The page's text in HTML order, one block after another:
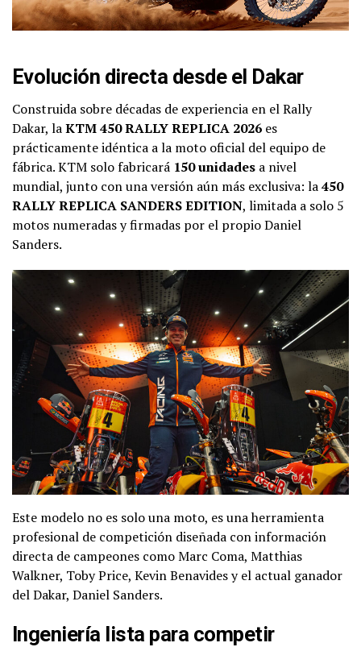
Evolución directa desde el Dakar
Construida sobre décadas de experiencia en el Rally
Dakar, laKTM 450 RALLY REPLICA 2026 es
prácticamente idéntica a la moto oficial del equipo de
fábrica. KTM solo fabricará 150 unidades a nivel
mundial, junto con una versión aún más exclusiva: la450
RALLY REPLICA SANDERS EDITION, limitada a solo 5
motos numeradas y firmadas por el propio Daniel
Sanders.
Este modelo no es solo una moto, es una herramienta
profesional de competición diseñada con información
directa de campeones como Marc Coma, Matthias
Walkner, Toby Price, Kevin Benavides y el actual ganador
del Dakar, Daniel Sanders.
Ingeniería lista para competir